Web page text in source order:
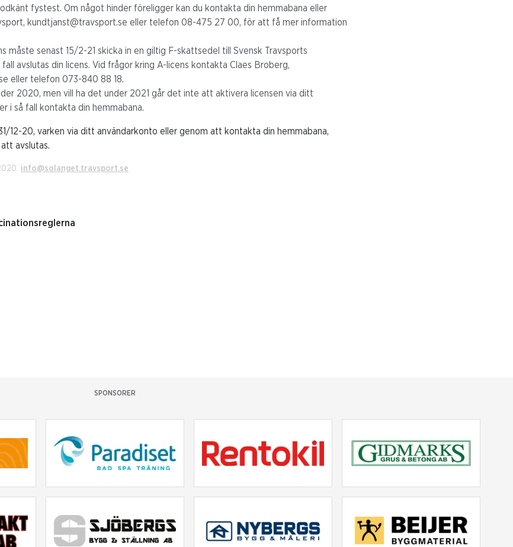
fystest. Om något hinder föreligger kan du kontakta din hemmabana eller
kundtjanst@travsport.se eller telefon 08-475 27 00, för att få mer information
måste senast 15/2-21 skicka in en giltig F-skattsedel till Svensk Travsports
avslutas din licens. Vid frågor kring A-licens kontakta Claes Broberg,
eller telefon 073-840 88 18.
2020, men vill ha det under 2021 går det inte att aktivera licensen via ditt
i så fall kontakta din hemmabana.
12-20, varken via ditt användarkonto eller genom att kontakta din hemmabana,
avslutas.
info@solanget.travsport.se
SPONSORER